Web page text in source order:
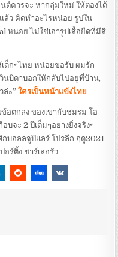
นต์ควรจะ หากลุ่มใหม่ ให้ตองได้
ล้ว คิดทำอะไรหน่อย รูปใน
หน่อย ไม่ใช่เอารูปเสื้อยืดที่มีสี
เด็กๆไทย หน่อยขอรับ ผมรัก
นบิดาบอกให้กลับไปอยู่ที่บ้าน,
ล่ะ”ใครเป็นหน้าแข้งไทย
อตกลง ของเขากับชมรม โอ
บจะ 2 ปีเต็มๆอย่างยิ่งจริงๆ
กบอลลจูปิแลร์ โปรลีก ฤดู2021
ร์ติ้ง ชาร์เลอรัว